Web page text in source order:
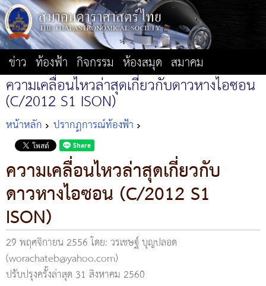
ข่าว ท้องฟ้า กิจกรรม ห้องสมุด สมาคม
ความเคลื่อนไหวล่าสุดเกี่ยวกับดาวหางไอซอน
(C/2012 S1 ISON)
หน้าหลัก ปรากฏการณ์ท้องฟ้า
ความเคลื่อนไหวล่าสุดเกี่ยวกับ
ดาวหางไอซอน (C/2012 S1
ISON)
29 พฤศจิกายน 2556โดย: วรเชษฐ์ บุญปลอด
(worachateb@yahoo.com)
ปรับปรุงครั้งล่าสุด 31 สิงหาคม 2560